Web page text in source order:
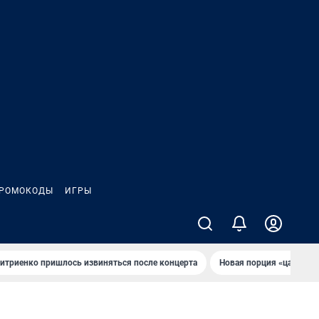
ИГРЫ
пришлось извиняться после концертa Новaя порция «цaрей»